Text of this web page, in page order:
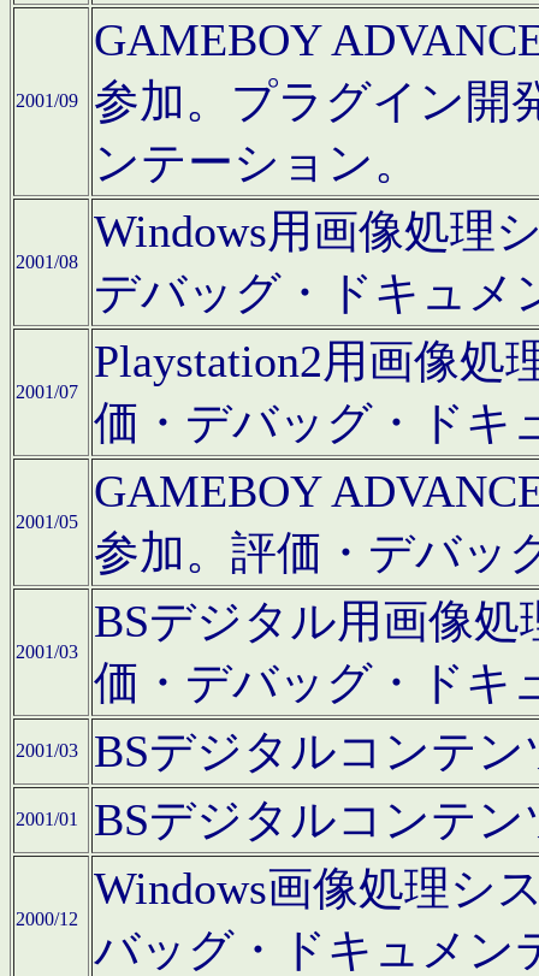
2001/09
GAMEBOY
参加。プラグイン開
ンテーション。
2001/08
Windows用画像処理
デバッグ・ドキュメ
2001/07
Playstation2用画像
価・デバッグ・ドキ
2001/05
GAMEBOY
参加。評価・デバッ
2001/03
BSデジタル用画像
価・デバッグ・ドキ
2001/03 BSデジタルコンテ
2001/01 BSデジタルコンテ
2000/12
Windows画像処理シ
バッグ・ドキュメン